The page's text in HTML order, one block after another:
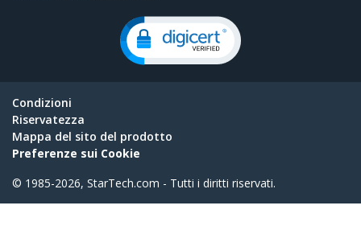
Condizioni
Riservatezza
Mappa del sito del prodotto
Preferenze sui Cookie
© 1985-2026, StarTech.com - Tutti i diritti riservati.